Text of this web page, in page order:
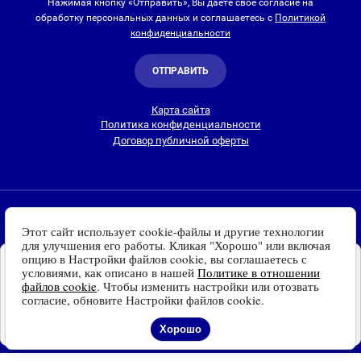
Установите наш сайт на
Ваше устройство
Доступно для устройств
на платформе Android
Установить
Нажимая кнопку «Отправить», Вы даете свое согласие на
обработку персональных данных и соглашаетесь с Политикой
конфиденциальности
ОТПРАВИТЬ
Карта сайта
Политика конфиденциальности
Договор публичной оферты
Люстры, светильники и другие приборы освещения для
дома и улицы с доставкойпо всей России. Все права
защищены.
Информация о технических характеристиках, стране изготовления, внешнем
виде и цвете товаровносит справочный
и основывается на последних доступных к моменту публикации
сведениях
Этот сайт использует cookie-файлы и другие технологии
для улучшения его работы. Кликая "Хорошо" или включая
опцию в Настройки файлов cookie, вы соглашаетесь с
условиями, как описано в нашей Политике в отношении
файлов cookie. Чтобы изменить настройки или отозвать
согласие, обновите Настройки файлов cookie.
Хорошо